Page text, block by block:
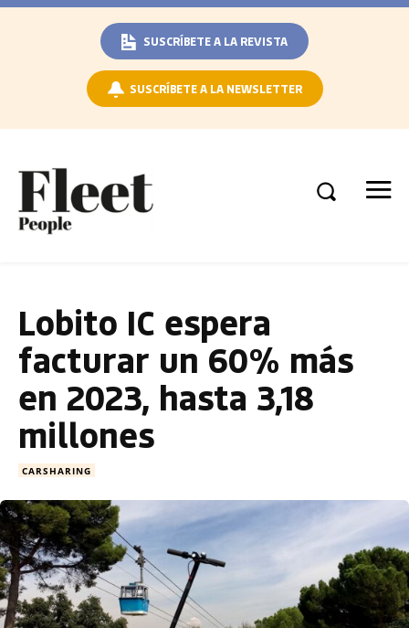
SUSCRÍBETE A LA REVISTA
SUSCRÍBETE A LA NEWSLETTER
Lobito IC espera
facturar un 60% más
en 2023, hasta 3,18
millones
CARSHARING